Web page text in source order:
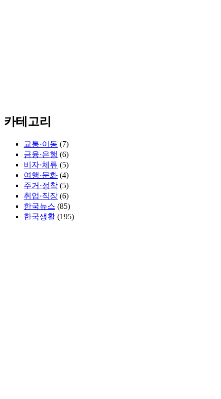
카테고리
교통·이동 (7)
금융·은행 (6)
비자·체류 (5)
여행·문화 (4)
주거·정착 (5)
취업·직장 (6)
한국뉴스 (85)
한국생활 (195)